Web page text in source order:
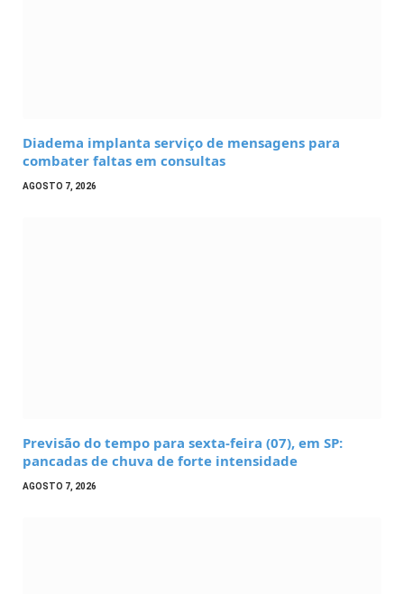
Diadema implanta serviço de mensagens para
combater faltas em consultas
AGOSTO 7, 2026
Previsão do tempo para sexta-feira (07), em SP:
pancadas de chuva de forte intensidade
AGOSTO 7, 2026